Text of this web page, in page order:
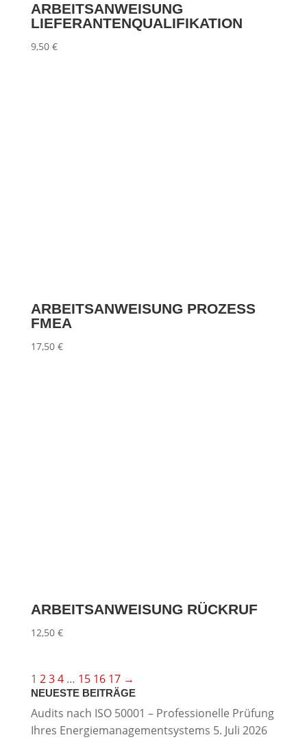
ARBEITSANWEISUNG
LIEFERANTENQUALIFIKATION
9,50 €
ARBEITSANWEISUNG PROZESS
FMEA
17,50 €
ARBEITSANWEISUNG RÜCKRUF
12,50 €
1 234 … 15 16 17 →
NEUESTE BEITRÄGE
Audits nach ISO 50001 – Professionelle Prüfung
Ihres Energiemanagementsystems 5. Juli 2026